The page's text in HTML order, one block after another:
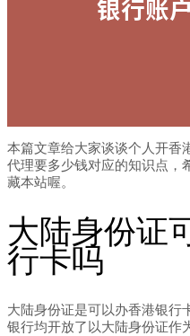
本篇文章给大家谈谈个人开香
代理要多少钱对应的知识点，
藏本站喔。
大陆身份证
行卡吗
大陆身份证是可以办香港银行
银行均开放了以大陆身份证作